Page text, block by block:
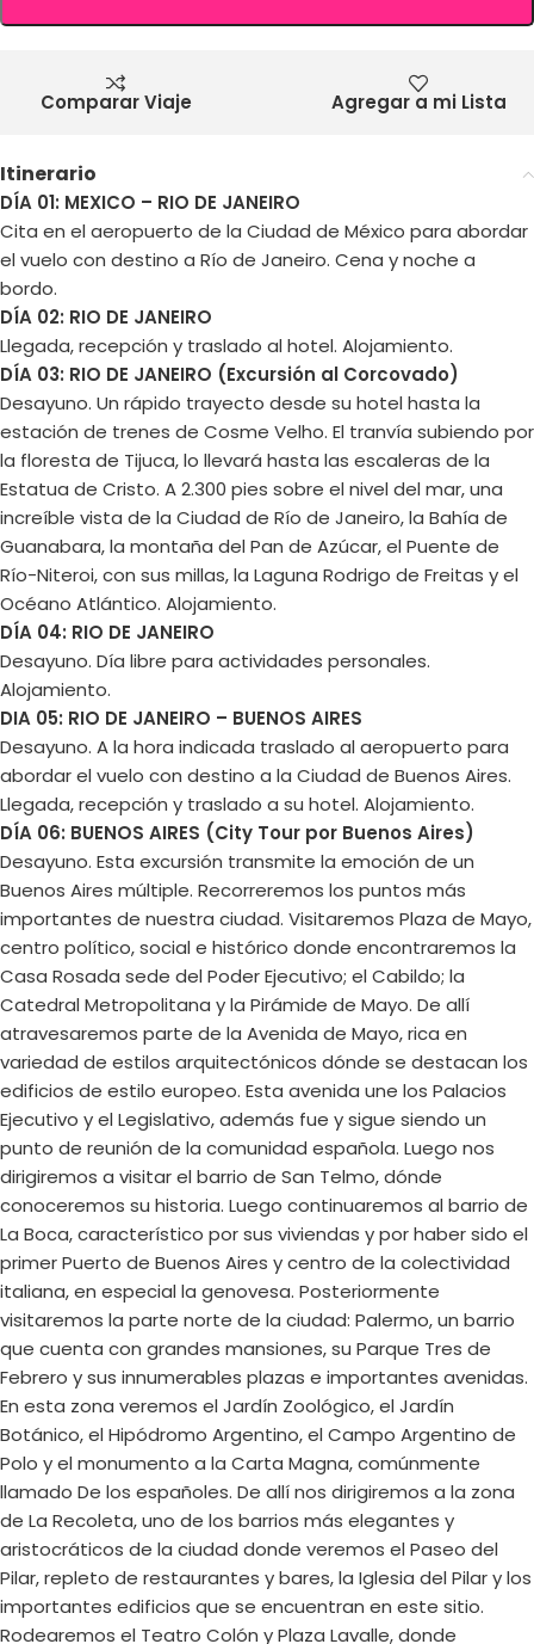
Comparar Viaje Agregar a mi Lista
Itinerario
DÍA 01: MEXICO – RIO DE JANEIRO
Cita en el aeropuerto de la Ciudad de México para abordar
el vuelo con destino a Río de Janeiro. Cena y noche a
bordo.
DÍA 02: RIO DE JANEIRO
Llegada, recepción y traslado al hotel. Alojamiento.
DÍA 03: RIO DE JANEIRO (Excursión al Corcovado)
Desayuno. Un rápido trayecto desde su hotel hasta la
estación de trenes de Cosme Velho. El tranvía subiendo por
la floresta de Tijuca, lo llevará hasta las escaleras de la
Estatua de Cristo. A 2.300 pies sobre el nivel del mar, una
increíble vista de la Ciudad de Río de Janeiro, la Bahía de
Guanabara, la montaña del Pan de Azúcar, el Puente de
Río-Niteroi, con sus millas, la Laguna Rodrigo de Freitas y el
Océano Atlántico. Alojamiento.
DÍA 04: RIO DE JANEIRO
Desayuno. Día libre para actividades personales.
Alojamiento.
DIA 05: RIO DE JANEIRO – BUENOS AIRES
Desayuno. A la hora indicada traslado al aeropuerto para
abordar el vuelo con destino a la Ciudad de Buenos Aires.
Llegada, recepción y traslado a su hotel. Alojamiento.
DÍA 06: BUENOS AIRES (City Tour por Buenos Aires)
Desayuno. Esta excursión transmite la emoción de un
Buenos Aires múltiple. Recorreremos los puntos más
importantes de nuestra ciudad. Visitaremos Plaza de Mayo,
centro político, social e histórico donde encontraremos la
Casa Rosada sede del Poder Ejecutivo; el Cabildo; la
Catedral Metropolitana y la Pirámide de Mayo. De allí
atravesaremos parte de la Avenida de Mayo, rica en
variedad de estilos arquitectónicos dónde se destacan los
edificios de estilo europeo. Esta avenida une los Palacios
Ejecutivo y el Legislativo, además fue y sigue siendo un
punto de reunión de la comunidad española. Luego nos
dirigiremos a visitar el barrio de San Telmo, dónde
conoceremos su historia. Luego continuaremos al barrio de
La Boca, característico por sus viviendas y por haber sido el
primer Puerto de Buenos Aires y centro de la colectividad
italiana, en especial la genovesa. Posteriormente
visitaremos la parte norte de la ciudad: Palermo, un barrio
que cuenta con grandes mansiones, su Parque Tres de
Febrero y sus innumerables plazas e importantes avenidas.
En esta zona veremos el Jardín Zoológico, el Jardín
Botánico, el Hipódromo Argentino, el Campo Argentino de
Polo y el monumento a la Carta Magna, comúnmente
llamado De los españoles. De allí nos dirigiremos a la zona
de La Recoleta, uno de los barrios más elegantes y
aristocráticos de la ciudad donde veremos el Paseo del
Pilar, repleto de restaurantes y bares, la Iglesia del Pilar y los
importantes edificios que se encuentran en este sitio.
Rodearemos el Teatro Colón y Plaza Lavalle, donde